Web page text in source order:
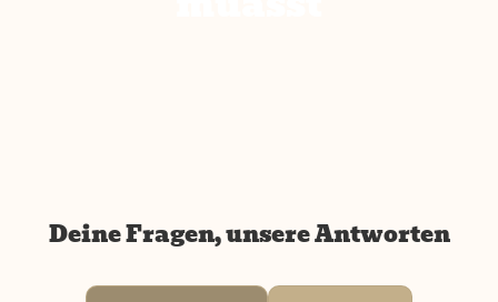
Deine Fragen, unsere Antworten